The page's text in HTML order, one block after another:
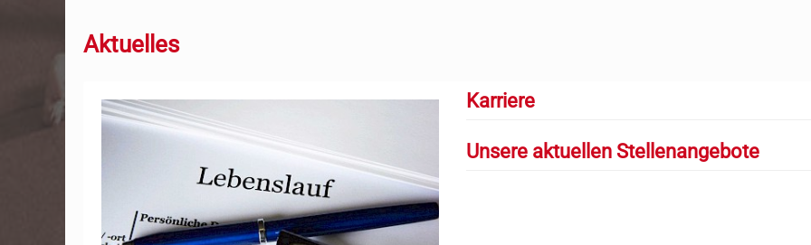
Aktuelles
Karriere
Unsere aktuellen Stellenangebote